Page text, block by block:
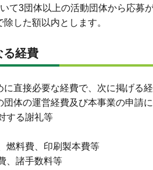
て3団体以上の活動団体から応募
した額以内とします。
る経費
に直接必要な経費で、次に掲げる
団体の運営経費及び本事業の申請
する謝礼等
燃料費、印刷製本費等
、諸手数料等